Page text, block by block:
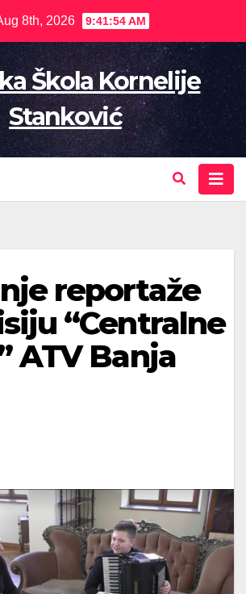
8th, 2026 9:41:54 AM
Škola Kornelije
Stanković
reportaže
“Centralne
ATV Banja